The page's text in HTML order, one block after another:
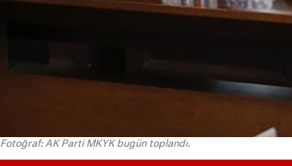
Fotoğraf: AK Parti MKYK bugün toplandı.